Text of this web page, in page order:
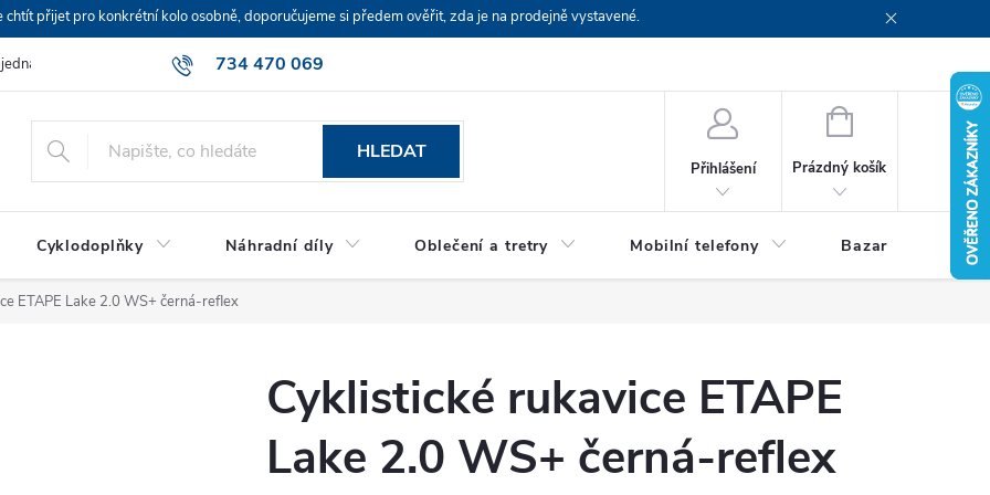
přijet pro konkrétní kolo osobně, doporučujeme si předem ověřit, zda je na prodejně vystavené.
734 470 069
HLEDAT
Přihlášení
NÁKUPNÍ
Prázdný košík
Cyklodoplňky Náhradní díly Oblečení a tretry Mobilní telefony Bazar Servis
ETAPE Lake 2.0 WS+ černá-reflex
Cyklistické rukavice ETAPE
Lake 2.0 WS+ černá-reflex